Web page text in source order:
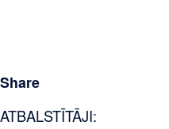
Share
ATBALSTĪTĀJI: